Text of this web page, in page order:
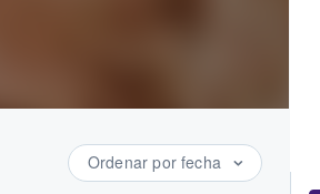
Ordenar por fecha